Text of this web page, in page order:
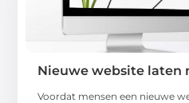
Nieuwe website laten
Voordat mensen een nieuwe